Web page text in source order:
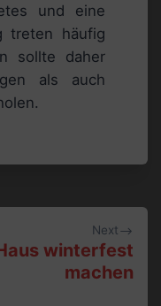
und eine
treten häufig
sollte daher
als auch
Next
winterfest
machen